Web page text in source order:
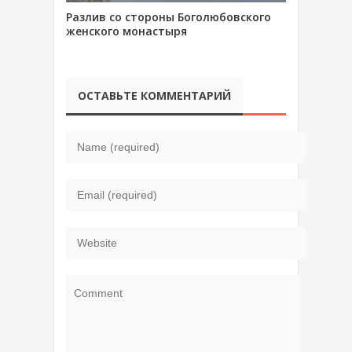
Разлив со стороны Боголюбовского
женского монастыря
ОСТАВЬТЕ КОММЕНТАРИЙ